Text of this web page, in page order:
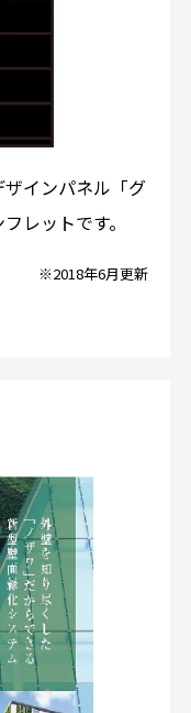
インパネル「グ
レットです。
※2018年6月更新